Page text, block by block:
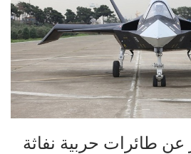
عن طائرات حربية نفاثة